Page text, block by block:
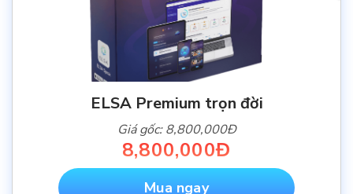
ELSA Premium trọn đời
Giá gốc: 8,800,000Đ
8,800,000Đ
Mua ngay